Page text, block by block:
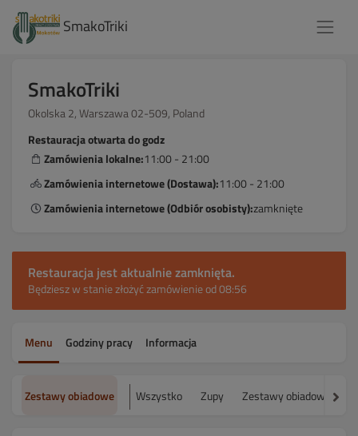
SmakoTriki
SmakoTriki
Okolska 2, Warszawa 02-509, Poland
Restauracja otwarta do godz
Zamówienia lokalne:11:00 - 21:00
Zamówienia internetowe (Dostawa):11:00 - 21:00
Zamówienia internetowe (Odbiór osobisty):zamknięte
Restauracja jest aktualnie zamknięta.
Będziesz w stanie złożyć zamówienie od 08:56
Menu Godziny pracy Informacja
Zestawy obiadowe Wszystko Zupy Zestawy obiadowe